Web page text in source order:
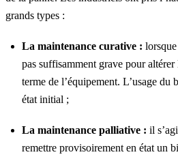
grands types :
La maintenance curative :
pas suffisamment grave pour
terme de l’équipement. L’usage du
état initial ;
La maintenance palliative : il
remettre provisoirement en état un